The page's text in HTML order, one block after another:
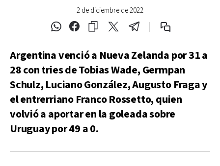
2 de diciembre de 2022
Argentina venció a Nueva Zelanda por 31 a
28 con tries de Tobias Wade, Germpan
Schulz, Luciano González, Augusto Fraga y
el entrerriano Franco Rossetto, quien
volvió a aportar en la goleada sobre
Uruguay por 49 a 0.